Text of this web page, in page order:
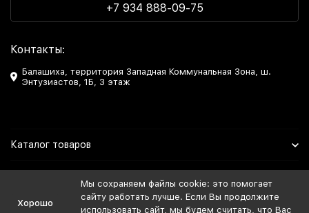
+7 934 888-09-75
Контакты:
Балашиха, территория Западная Коммунальная Зона, ш.
Энтузиастов, 1Б, 3 этаж
Каталог товаров
Мы в Соцсетях
Хорошо
Мы сохраняем файлы cookie: это помогает
сайту работать лучше. Если Вы продолжите
использовать сайт, мы будем считать, что Вас